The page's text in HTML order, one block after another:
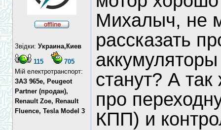
Звідки: Украина,Киев
115
705
Мій електротранспорт:
ЗАЗ 965e, Peugeot
Partner (продан),
Renault Zoe, Renault
Fluence, Tesla Model 3
Михалыч, не
рассказать
станут? А
про
КПП) и